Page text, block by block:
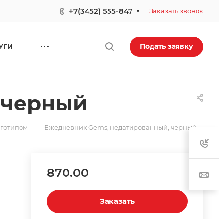
+7(3452) 555-847 Заказать звонок
Подать заявку
— Ежедневник Gems, недатированный, черный
870.00
Заказать